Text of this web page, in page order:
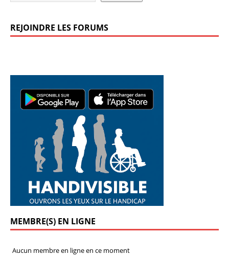
REJOINDRE LES FORUMS
MEMBRE(S) EN LIGNE
Aucun membre en ligne en ce moment